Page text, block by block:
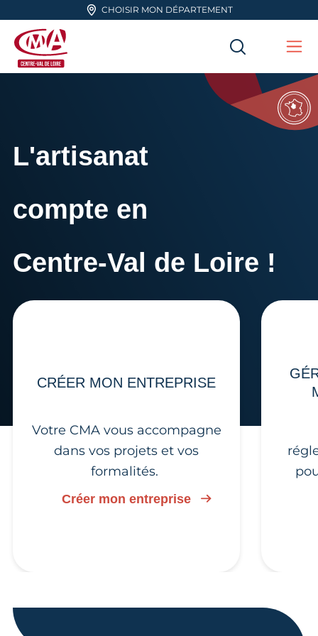
Aller en haut de pageCHOISIR MON DÉPARTEMENT
L'artisanat
compte en
Centre-Val de Loire !
CRÉER MON ENTREPRISE
Votre CMA vous accompagne
dans vos projets et vos
formalités.
Créer mon entreprise